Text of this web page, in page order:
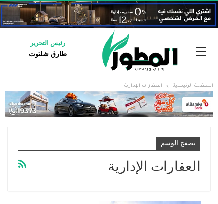
رئيس التحرير
طارق شلتوت
الصفحة الرئيسية العقارات الإدارية
تصفح الوسم
العقارات الإدارية